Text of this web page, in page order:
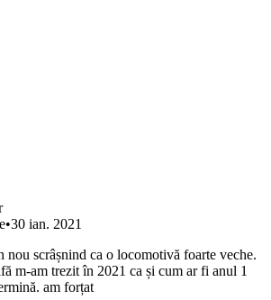
•30 ian. 2021
nou scrâșnind ca o locomotivă foarte veche.
m-am trezit în 2021 ca și cum ar fi anul 1
am forțat